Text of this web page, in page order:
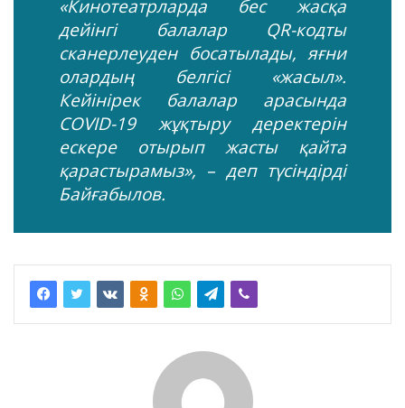
«Кинотеатрларда бес жасқа
дейінгі балалар QR-кодты
сканерлеуден босатылады, яғни
олардың белгісі «жасыл».
Кейінірек балалар арасында
COVID-19 жұқтыру деректерін
ескере отырып жасты қайта
қарастырамыз», – деп түсіндірді
Байғабылов.